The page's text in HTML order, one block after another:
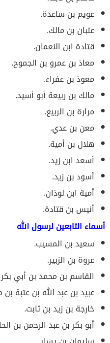
عويم بن ساعدة.
عتبان بن مالك.
قتادة ابن النعمان.
معاذ بن عمرو بن الجموح.
معوذ بن عفراء.
مالك بن ربيعة أبو أسيد.
مرارة بن الربيع.
معن بن عدي.
هلال بن أمية.
أسعد ابن زيد.
أسود بن زيد.
أمية ابن لوذان.
أنيس بن قتادة.
أسماء التابعين لرسول الله
سعيد بن المسيب.
عروة بن الزبير.
القاسم بن محمد بن أبي
عبيد بن عبد الله بن عتبة
خارجة بن زيد بن ثابت.
أبو بكر بن عبد الرحمن بن